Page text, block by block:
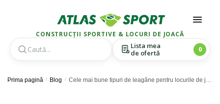
CONSTRUCȚII SPORTIVE & LOCURI DE JOACĂ
Lista mea
de ofertă
0
Prima pagină / Blog / Cele mai bune tipuri de leagăne pentru locurile de joacă în aer liber